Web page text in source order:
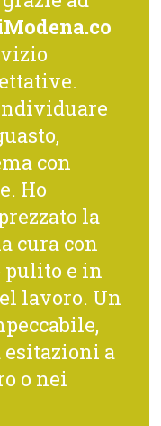
con
Ho
la
cura con
pulito e in
lavoro. Un
esitazioni a
o nei